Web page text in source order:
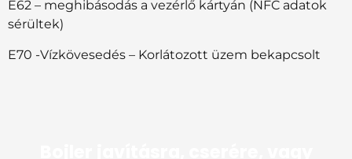
E62 – meghibásodás a vezérlő kártyán (NFC adatok
sérültek)
E70 -Vízkövesedés – Korlátozott üzem bekapcsolt